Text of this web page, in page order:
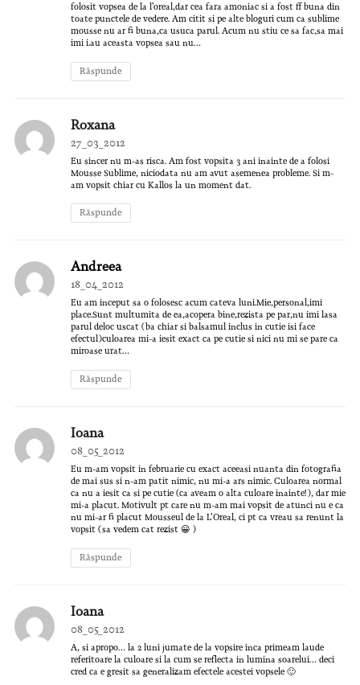
folosit vopsea de la l’oreal,dar cea fara amoniac si a fost ff buna din
toate punctele de vedere. Am citit si pe alte bloguri cum ca sublime
mousse nu ar fi buna,ca usuca parul. Acum nu stiu ce sa fac,sa mai
imi i.au aceasta vopsea sau nu…
Răspunde
Roxana
27_03_2012
Eu sincer nu m-as risca. Am fost vopsita 3 ani inainte de a folosi
Mousse Sublime, niciodata nu am avut asemenea probleme. Si m-
am vopsit chiar cu Kallos la un moment dat.
Răspunde
Andreea
18_04_2012
Eu am inceput sa o folosesc acum cateva luni.Mie,personal,imi
place.Sunt multumita de ea,acopera bine,rezista pe par,nu imi lasa
parul deloc uscat (ba chiar si balsamul inclus in cutie isi face
efectul)culoarea mi-a iesit exact ca pe cutie si nici nu mi se pare ca
miroase urat…
Răspunde
Ioana
08_05_2012
Eu m-am vopsit in februarie cu exact aceeasi nuanta din fotografia
de mai sus si n-am patit nimic, nu mi-a ars nimic. Culoarea normal
ca nu a iesit ca si pe cutie (ca aveam o alta culoare inainte!), dar mie
mi-a placut. Motivult pt care nu m-am mai vopsit de atunci nu e ca
nu mi-ar fi placut Mousseul de la L’Oreal, ci pt ca vreau sa renunt la
vopsit (sa vedem cat rezist 😀 )
Răspunde
Ioana
08_05_2012
A, si apropo… la 2 luni jumate de la vopsire inca primeam laude
referitoare la culoare si la cum se reflecta in lumina soarelui… deci
cred ca e gresit sa generalizam efectele acestei vopsele 🙂